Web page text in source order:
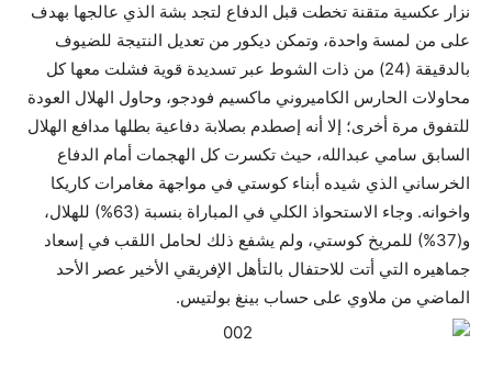
نزار عكسية متقنة تخطت قبل الدفاع لتجد بشة الذي عالجها بهدف
على من لمسة واحدة، وتمكن ديكور من تعديل النتيجة للضيوف
بالدقيقة (24) من ذات الشوط عبر تسديدة قوية فشلت معها كل
محاولات الحارس الكاميروني ماكسيم فودجو، وحاول الهلال العودة
للتفوق مرة أخرى؛ إلا أنه إصطدم بصلابة دفاعية بطلها مدافع الهلال
السابق سامي عبدالله، حيث تكسرت كل الهجمات أمام الدفاع
الخرساني الذي شيده أبناء كوستي في مواجهة مغامرات كاريكا
واخوانه. وجاء الاستحواذ الكلي في المباراة بنسبة (63%) للهلال،
و(37%) للمريخ كوستي، ولم يشفع ذلك لحامل اللقب في إسعاد
جماهيره التي أتت للاحتفال بالتأهل الإفريقي الأخير عصر الأحد
الماضي من ملاوي على حساب بينغ بولتيس.